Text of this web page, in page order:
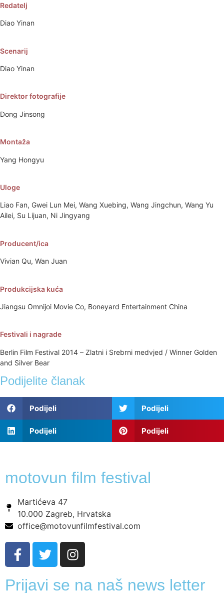
Redatelj
Diao Yinan
Scenarij
Diao Yinan
Direktor fotografije
Dong Jinsong
Montaža
Yang Hongyu
Uloge
Liao Fan, Gwei Lun Mei, Wang Xuebing, Wang Jingchun, Wang Yu
Ailei, Su Lijuan, Ni Jingyang
Producent/ica
Vivian Qu, Wan Juan
Produkcijska kuća
Jiangsu Omnijoi Movie Co, Boneyard Entertainment China
Festivali i nagrade
Berlin Film Festival 2014 – Zlatni i Srebrni medvjed / Winner Golden
and Silver Bear
Podijelite članak
Podijeli Podijeli
Podijeli Podijeli
motovun film festival
Martićeva 47
10.000 Zagreb, Hrvatska
office@motovunfilmfestival.com
Prijavi se na naš news letter